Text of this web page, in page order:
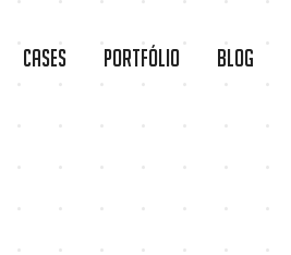
Cases Portfólio Blog